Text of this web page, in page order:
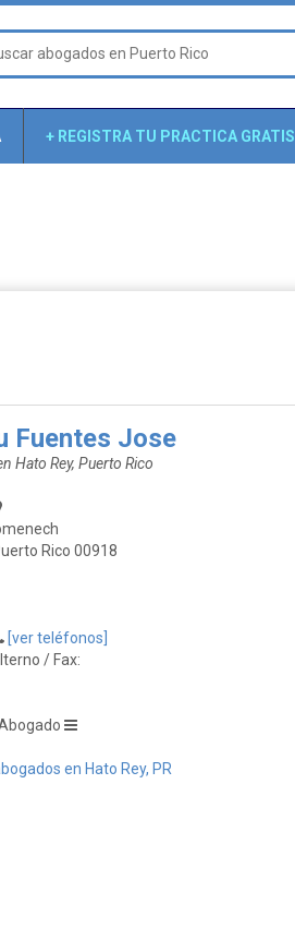
+ REGISTRA TU PRACTICA GRATIS
Fuentes Jose
Hato Rey, Puerto Rico
Rico 00918
[ver teléfonos]
/ Fax:
en Hato Rey, PR